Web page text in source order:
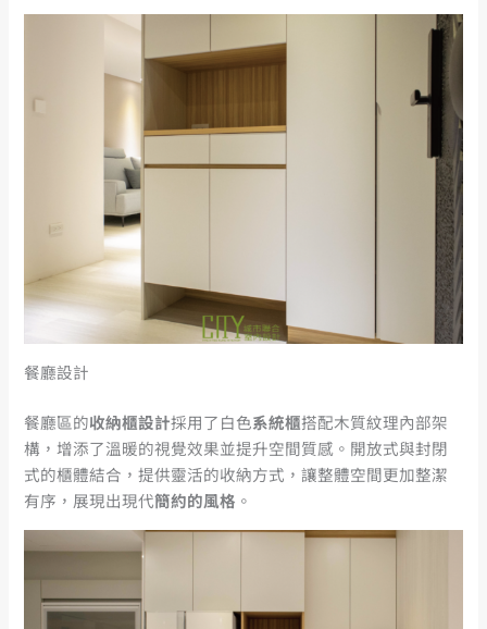
餐廳設計
餐廳區的收納櫃設計採用了白色系統櫃搭配木質紋理內部架
構，增添了溫暖的視覺效果並提升空間質感。開放式與封閉
式的櫃體結合，提供靈活的收納方式，讓整體空間更加整潔
有序，展現出現代簡約的風格 。